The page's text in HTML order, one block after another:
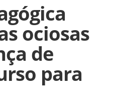
ociosas
de
para